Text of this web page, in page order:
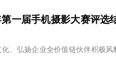
一届手机摄影大赛评选
、弘扬企业全价值链伙伴积极